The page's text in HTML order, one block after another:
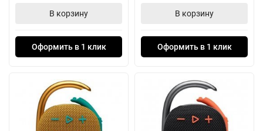
В корзину
Оформить в 1 клик
В корзину
Оформить в 1 клик